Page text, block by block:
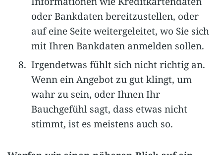
oder Bankdaten bereitzustellen, oder
auf eine Seite weitergeleitet, wo Sie sich
mit Ihren Bankdaten anmelden sollen.
Irgendetwas fühlt sich nicht richtig an.
Wenn ein Angebot zu gut klingt, um
wahr zu sein, oder Ihnen Ihr
Bauchgefühl sagt, dass etwas nicht
stimmt, ist es meistens auch so.